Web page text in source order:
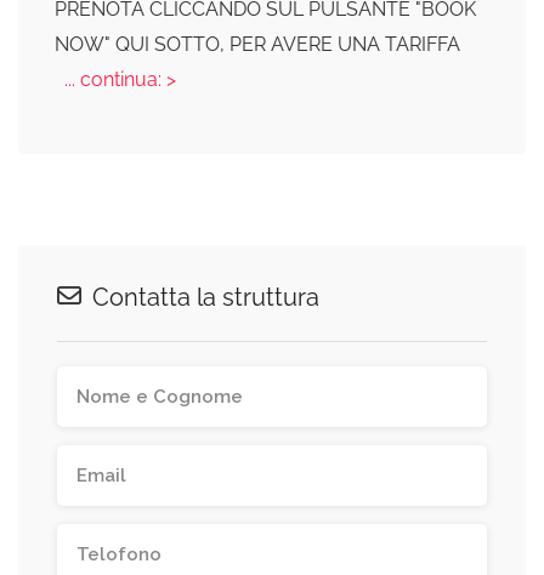
PRENOTA CLICCANDO SUL PULSANTE "BOOK
NOW" QUI SOTTO, PER AVERE UNA TARIFFA
... continua: >
Contatta la struttura